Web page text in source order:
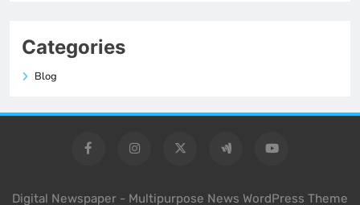
Categories
Blog
Digital Newspaper - Multipurpose News WordPress Theme